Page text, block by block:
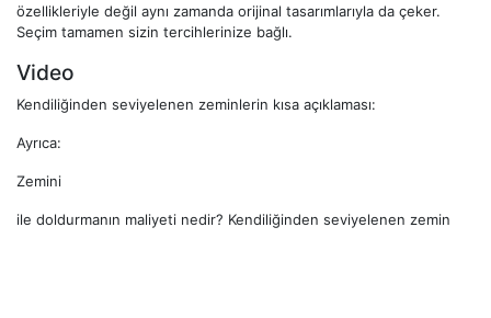
özellikleriyle değil aynı zamanda orijinal tasarımlarıyla da çeker.
Seçim tamamen sizin tercihlerinize bağlı.
Video
Kendiliğinden seviyelenen zeminlerin kısa açıklaması:
Ayrıca:
Zemini
ile doldurmanın maliyeti nedir? Kendiliğinden seviyelenen zemin